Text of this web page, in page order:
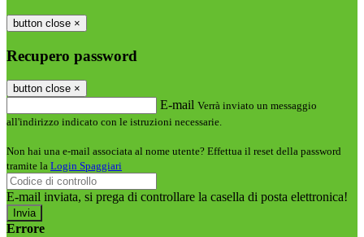
button close ×
Recupero password
button close ×
E-mail Verrà inviato un messaggio
all'indirizzo indicato con le istruzioni necessarie.
Non hai una e-mail associata al nome utente? Effettua il reset della password
tramite la Login Spaggiari
E-mail inviata, si prega di controllare la casella di posta elettronica!
Errore